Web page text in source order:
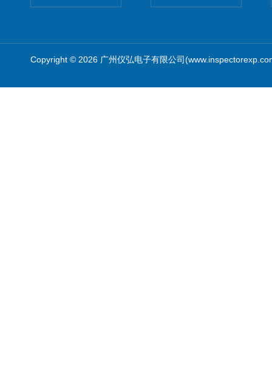
Copyright © 2026 广州仪弘电子有限公司